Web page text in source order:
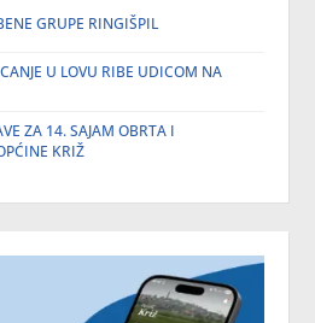
GRUPE RINGIŠPIL
U LOVU RIBE UDICOM NA
ZA 14. SAJAM OBRTA I
KRIŽ